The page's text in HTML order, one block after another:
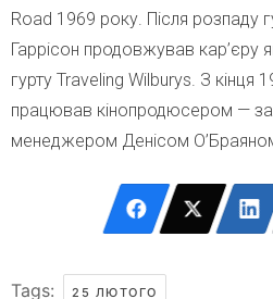
Road 1969 року. Після
Гаррісон продовжував кар’єру
гурту Traveling Wilburys. З кінця
працював кінопродюсером —
менеджером Денісом
Tags: 25 ЛЮТОГО